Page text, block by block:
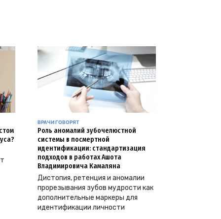
ВРАЧИ ГОВОРЯТ
Роль аномалий зубочелюстной
системы в посмертной
идентификации: стандартизация
подходов в работах Ашота
Владимировича Камаляна
Дистопия, ретенция и аномалии
прорезывания зубов мудрости как
дополнительные маркеры для
идентификации личности